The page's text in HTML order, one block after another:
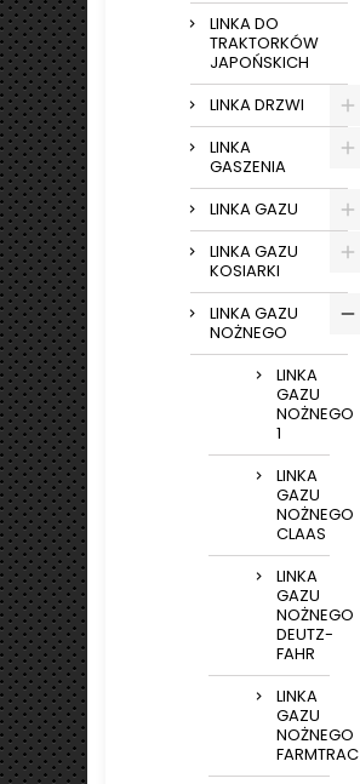
LINKA DO
TRAKTORKÓW
JAPOŃSKICH
LINKA DRZWI
LINKA
GASZENIA
LINKA GAZU
LINKA GAZU
KOSIARKI
LINKA GAZU
NOŻNEGO
LINKA
GAZU
NOŻNEGO
1
LINKA
GAZU
NOŻNEGO
CLAAS
LINKA
GAZU
NOŻNEGO
DEUTZ-
FAHR
LINKA
GAZU
NOŻNEGO
FARMTRAC